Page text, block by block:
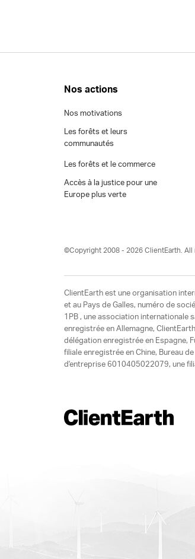
Nos actions
Nos motivations
Les forêts et leurs
communautés
Les forêts et le commerce
Accès à la justice pour une
Europe plus verte
©Copyright 2008 - 2026 ClientEarth. All
ClientEarth est une organisation
et au Pays de Galles, numéro de
1PB , une association internationale
enregistrée en Allemagne,
délégation enregistrée en Espagne,
filiale enregistrée en Chine, Bureau
d'entreprise 6010405022079, une